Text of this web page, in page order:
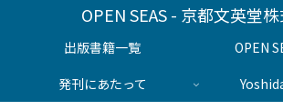
OPEN SEAS - 京都文英堂
出版書籍一覧
OPEN
発刊にあたって